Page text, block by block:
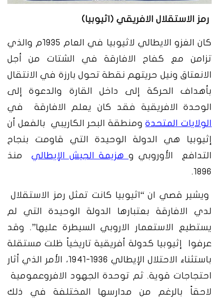
رمز الاستقلال الافريقي (اثيوبيا)
كان الغزو الايطالي لاثيوبيا في العام 1935م والذي
تزامن مع كفاح الافارقة في الشتات من أجل
الانعتاق ونيل حريتهم نقطة تحول بارزة في الانتقال
بأهداف الحركة إلى داخل القارة والدعوة إلى
الوحدة الافريقية فقد كان يعلم الافارقة في
الولايات المتحدةومنطقة البحر الكاريبي بالفعل أن
إثيوبيا هي الدولة الوحيدة التي قاومت بنجاح
التدافع الأوروبي و هزيمة الجيش الإيطالي منذ
1896.
ويشير قصي ان “اثيوبيا كانت تمثل رمز الاستقلال
لدي الافارقة بعتبارها الدولة الوحيدة التي لم
يستطيع الاستعمار الاروبي السيطرة عليها”. وقد
عرفوا إثيوبيا كدولة أفريقية تاريخياً ظلت مستقلة
باستثناء الاحتلال الإيطالي 1936-1941، الأمر الذي أثار
احتجاجات قوية. ثم توحدة الجهود الافروعمومية
لاحقاً بالرغم من مدارسها المختلفة في ذلك